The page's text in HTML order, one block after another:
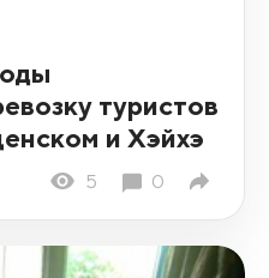
туристов
и Хэйхэ
5 0